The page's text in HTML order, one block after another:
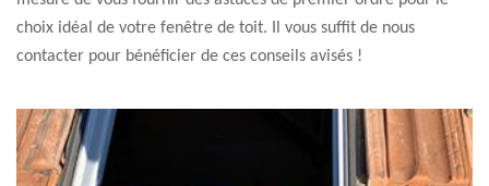
choix idéal de votre fenêtre de toit. Il vous suffit de nous
contacter pour bénéficier de ces conseils avisés !